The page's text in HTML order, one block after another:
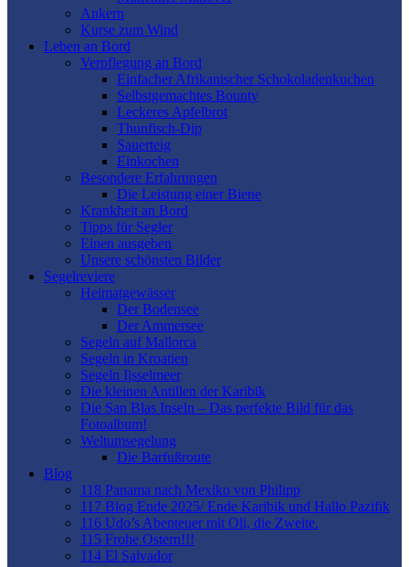
Ankern
Kurse zum Wind
Leben an Bord
Verpflegung an Bord
Einfacher Afrikanischer Schokoladenkuchen
Selbstgemachtes Bounty
Leckeres Apfelbrot
Thunfisch-Dip
Sauerteig
Einkochen
Besondere Erfahrungen
Die Leistung einer Biene
Krankheit an Bord
Tipps für Segler
Einen ausgeben
Unsere schönsten Bilder
Segelreviere
Heimatgewässer
Der Bodensee
Der Ammersee
Segeln auf Mallorca
Segeln in Kroatien
Segeln Ijsselmeer
Die kleinen Antillen der Karibik
Die San Blas Inseln – Das perfekte Bild für das
Fotoalbum!
Weltumsegelung
Die Barfußroute
Blog
118 Panama nach Mexiko von Philipp
117 Blog Ende 2025/ Ende Karibik und Hallo Pazifik
116 Udo’s Abenteuer mit Oli, die Zweite.
115 Frohe Ostern!!!
114 El Salvador